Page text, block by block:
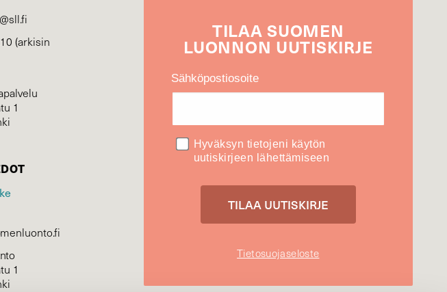
(arkisin
1
1
TILAASUOMEN
LUONNON UUTIS­KIRJE
Sähköpostiosoite
Hyväksyn tietojeni käytön
uutiskirjeen lähettämiseen
Tietosuojaseloste